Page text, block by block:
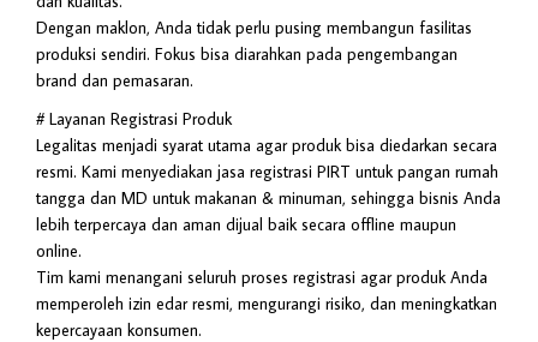
Dengan maklon, Anda tidak perlu pusing membangun fasilitas
produksi sendiri. Fokus bisa diarahkan pada pengembangan
brand dan pemasaran.
# Layanan Registrasi Produk
Legalitas menjadi syarat utama agar produk bisa diedarkan secara
resmi. Kami menyediakan jasa registrasi PIRT untuk pangan rumah
tangga dan MD untuk makanan & minuman, sehingga bisnis Anda
lebih terpercaya dan aman dijual baik secara offline maupun
online.
Tim kami menangani seluruh proses registrasi agar produk Anda
memperoleh izin edar resmi, mengurangi risiko, dan meningkatkan
kepercayaan konsumen.